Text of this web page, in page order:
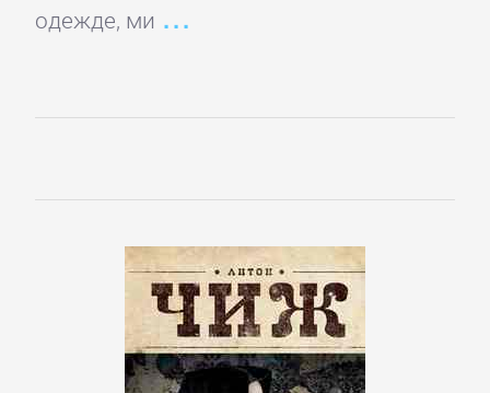
одежде, ми
ИСКУССТВО
Критика
КЛАССИКА
Древневосточная
литература